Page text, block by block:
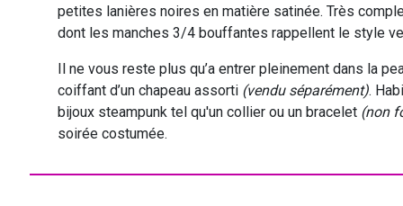
petites lanières noires en matière satinée. Très
dont les manches 3/4 bouffantes rappellent le style
Il ne vous reste plus qu’a entrer pleinement dans la
coiffant d’un chapeau assorti (vendu séparément).
bijoux steampunk tel qu'un collier ou un bracelet (non
soirée costumée.